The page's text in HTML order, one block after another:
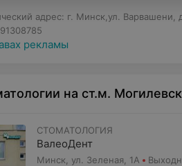
адрес: г. Минск,ул. Варвашени,
рекламы
на ст.м.
СТОМАТОЛОГИЯ
ВалеоДент
Минск, ул. Зеленая, 1А